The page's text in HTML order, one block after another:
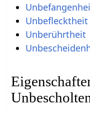
Unbeflecktheit
Unberührtheit